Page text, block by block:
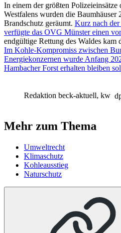
In einem der größten
Westfalens wurden die Baumhäuser
Brandschutz geräumt. Kurz nach
verfügte das OVG Münster einen
endgültige Rettung des Waldes
Im Kohle-Kompromiss zwischen
Energiekonzernen wurde Anfang
Hambacher Forst erhalten bleiben
Redaktion beck-aktuell, kw
Mehr zum Thema
Umweltrecht
Klimaschutz
Kohleausstieg
Naturschutz